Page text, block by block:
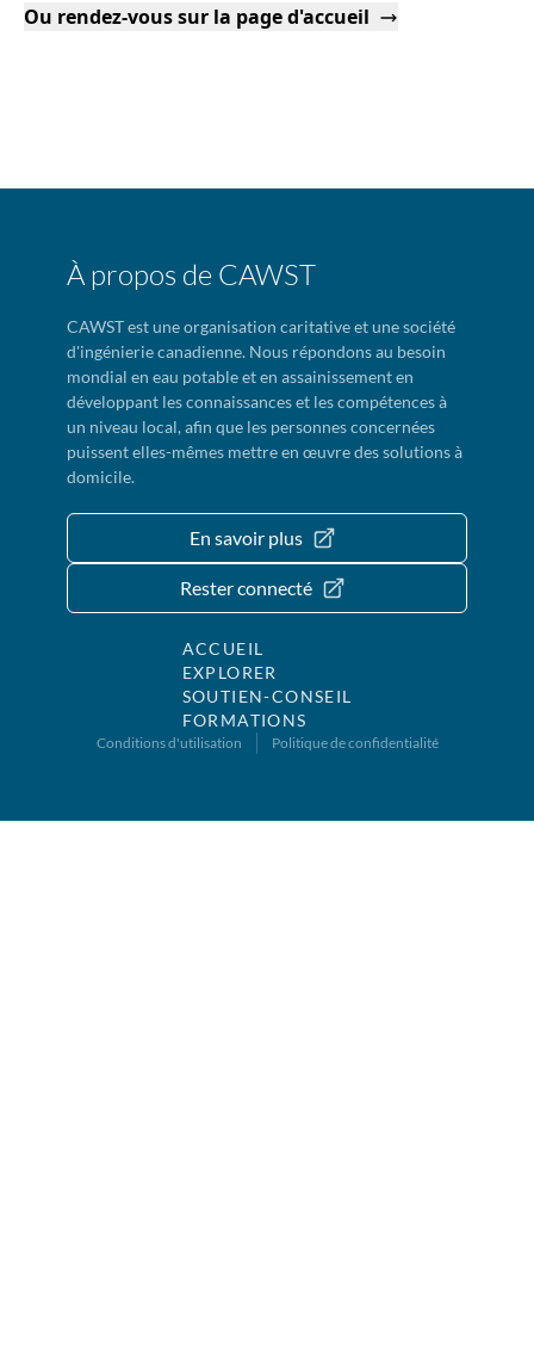
Ou rendez-vous sur la page d'accueil
À propos de CAWST
CAWST est une organisation caritative et une société
d'ingénierie canadienne. Nous répondons au besoin
mondial en eau potable et en assainissement en
développant les connaissances et les compétences à
un niveau local, afin que les personnes concernées
puissent elles-mêmes mettre en œuvre des solutions à
domicile.
En savoir plus
Rester connecté
ACCUEIL
EXPLORER
SOUTIEN-CONSEIL
FORMATIONS
Conditions d'utilisation Politique de confidentialité